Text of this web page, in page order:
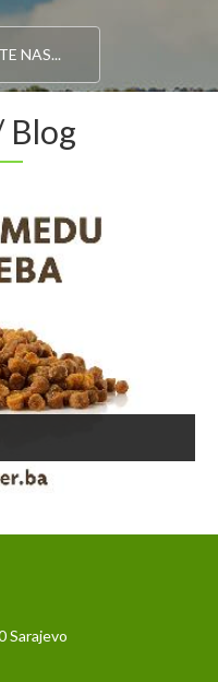
NAS...
Blog
Sarajevo